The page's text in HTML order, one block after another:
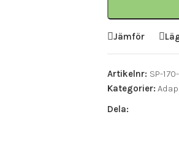
Jämför
Artikelnr: SP-
Kategorier:
Dela: